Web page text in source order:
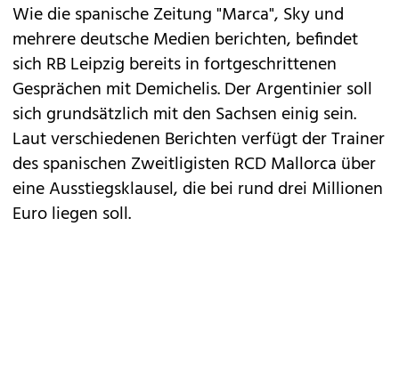
Wie die spanische Zeitung "Marca", Sky und
mehrere deutsche Medien berichten, befindet
sich RB Leipzig bereits in fortgeschrittenen
Gesprächen mit Demichelis. Der Argentinier soll
sich grundsätzlich mit den Sachsen einig sein.
Laut verschiedenen Berichten verfügt der Trainer
des spanischen Zweitligisten RCD Mallorca über
eine Ausstiegsklausel, die bei rund drei Millionen
Euro liegen soll.